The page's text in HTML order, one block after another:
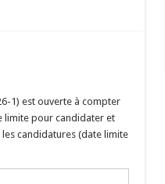
1) est ouverte à compter
limite pour candidater et
candidatures (date limite